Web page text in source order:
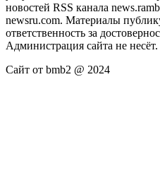
новостей RSS канала
newsru.com. Материалы
ответственность за
Администрация сайта не несёт.
Сайт от bmb2 @ 2024